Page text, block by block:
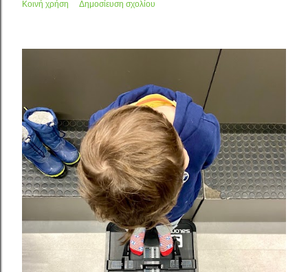
Κοινή χρήση Δημοσίευση σχολίου